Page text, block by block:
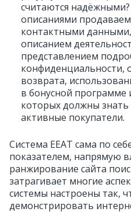
считаются
описаниями
контактными
описанием
представлением
конфиденциальности,
возврата,
в бонусной программе
которых должны
активные покупатели.
Система EEAT сама по
показателем, напрямую
ранжирование сайта
затрагивает многие
системы настроены так,
демонстрировать